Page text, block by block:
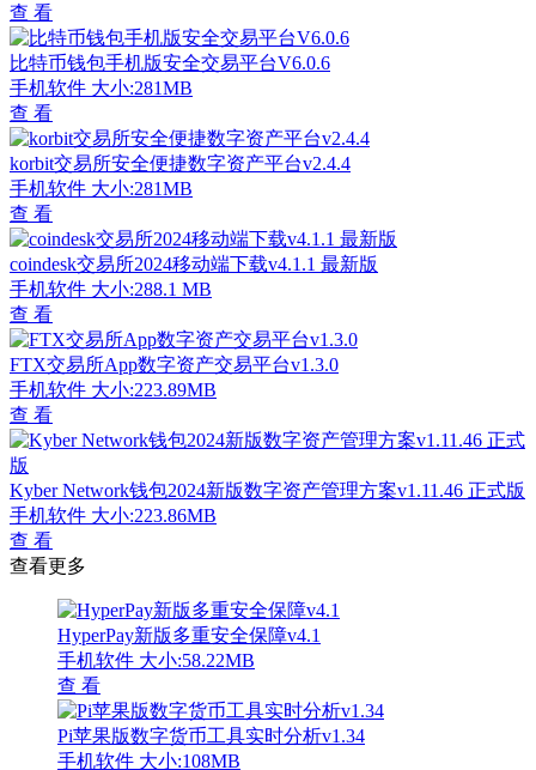
查 看
比特币钱包手机版安全交易平台V6.0.6
手机软件 大小:281MB
查 看
korbit交易所安全便捷数字资产平台v2.4.4
手机软件 大小:281MB
查 看
coindesk交易所2024移动端下载v4.1.1 最新版
手机软件 大小:288.1 MB
查 看
FTX交易所App数字资产交易平台v1.3.0
手机软件 大小:223.89MB
查 看
Kyber Network钱包2024新版数字资产管理方案v1.11.46 正式版
手机软件 大小:223.86MB
查 看
查看更多
HyperPay新版多重安全保障v4.1
手机软件 大小:58.22MB
查 看
Pi苹果版数字货币工具实时分析v1.34
手机软件 大小:108MB